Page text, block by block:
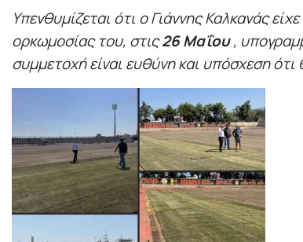
Υπενθυμίζεται ότι ο Γιάννης Καλκανάς
ορκωμοσίας του, στις26 Μαΐου,
συμμετοχή είναι ευθύνη και υπόσχεση